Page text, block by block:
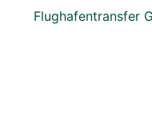
Flughafentransfer